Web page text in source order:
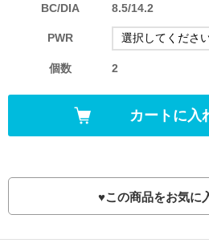
BC/DIA 8.5/14.2
PWR
個数 2
♥この商品をお気に